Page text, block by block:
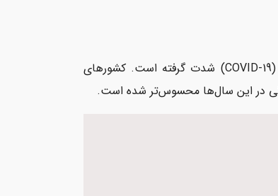
مهاجرت پزشکان به خارج از کشور در چند سال اخیر و از زمان شیوع ویروس کرونا (COVID-19) شدت گرفته است. کشورهای
در این سال‌ها محسوس‌تر شده است.